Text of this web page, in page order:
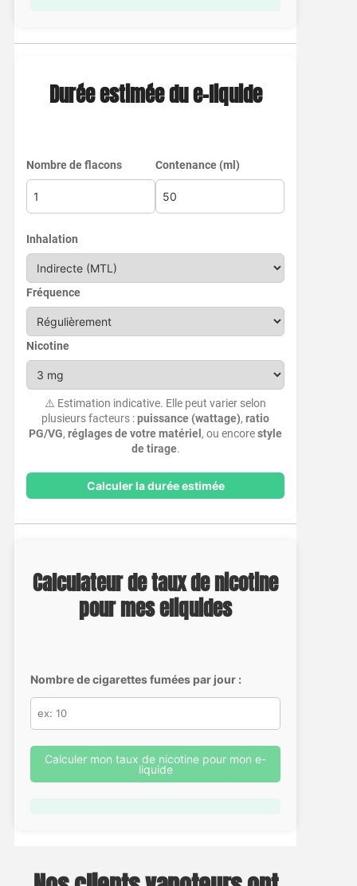
Durée estimée du e-liquide
Nombre de flacons Contenance (ml)
Inhalation
Fréquence
Nicotine
⚠️ Estimation indicative. Elle peut varier selon
plusieurs facteurs :puissance (wattage),ratio
PG/VG,réglages de votre matériel, ou encorestyle
de tirage.
Calculer la durée estimée
Calculateur de taux de nicotine
pour mes eliquides
Nombre de cigarettes fumées par jour :
Calculer mon taux de nicotine pour mon e-
liquide